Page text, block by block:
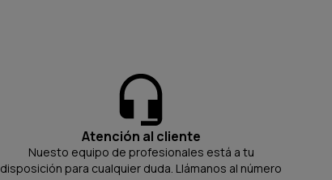
Atención al cliente
Nuesto equipo de profesionales está a tu
disposición para cualquier duda. Llámanos al número